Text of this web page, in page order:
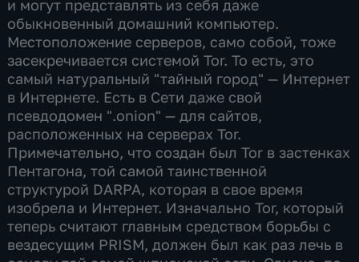
и могут представлять из себя даже
обыкновенный домашний компьютер.
Местоположение серверов, само собой, тоже
засекречивается системой Tor. То есть, это
самый натуральный "тайный город" — Интернет
в Интернете. Есть в Сети даже свой
псевдодомен ".onion" — для сайтов,
расположенных на серверах Tor.
Примечательно, что создан был Tor в застенках
Пентагона, той самой таинственной
структурой DARPA, которая в свое время
изобрела и Интернет. Изначально Tor, который
теперь считают главным средством борьбы с
вездесущим PRISM, должен был как раз лечь в